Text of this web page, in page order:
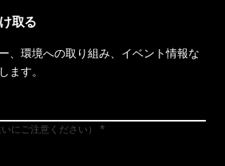
取る
、環境への取り組み、イベント情報な
ます。
にご注意ください）